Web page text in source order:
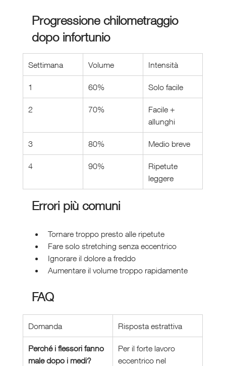
Progressione chilometraggio
dopo infortunio
Settimana Volume Intensità
1 60% Solo facile
2 70%
Facile +
allunghi
3 80% Medio breve
4 90%
Ripetute
leggere
Errori più comuni
Tornare troppo presto alle ripetute
Fare solo stretching senza eccentrico
Ignorare il dolore a freddo
Aumentare il volume troppo rapidamente
FAQ
Domanda Risposta estrattiva
Perché i flessori fanno
male dopo i medi?
Per il forte lavoro
eccentrico nel